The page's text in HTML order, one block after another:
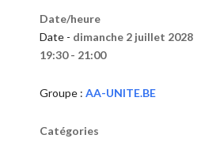
Date/heure
Date - dimanche 2 juillet 2028
19:30 - 21:00
Groupe : AA-UNITE.BE
Catégories